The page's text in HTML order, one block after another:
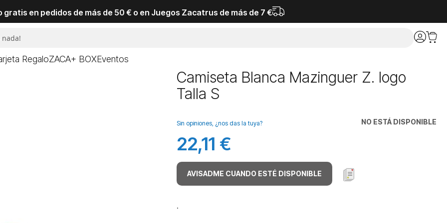
gratis en pedidos de más de 50 € o en Juegos Zacatrus de más de 7 €
RegaloZACA+ BOXEventos
Camiseta Blanca Mazinguer Z. logo
Talla S
NO ESTÁ DISPONIBLE
Sin opiniones, ¿nos das la tuya?
22,11 €
AVISADME CUANDO ESTÉ DISPONIBLE
.